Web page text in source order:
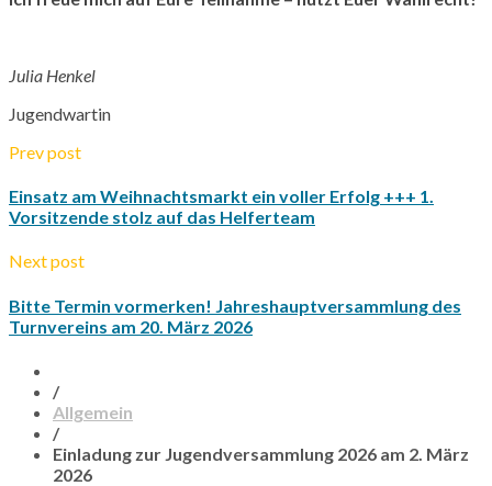
Julia Henkel
Jugendwartin
Prev post
Einsatz am Weihnachtsmarkt ein voller Erfolg +++ 1.
Vorsitzende stolz auf das Helferteam
Next post
Bitte Termin vormerken! Jahreshauptversammlung des
Turnvereins am 20. März 2026
/
Allgemein
/
Einladung zur Jugendversammlung 2026 am 2. März
2026